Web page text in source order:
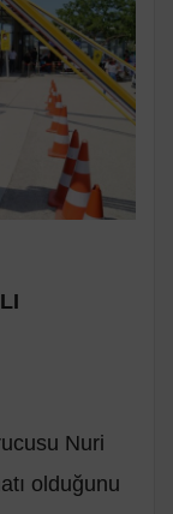
Nuri
olduğunu